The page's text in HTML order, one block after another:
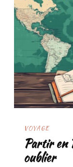
VOYAGE
Partir en
oublier